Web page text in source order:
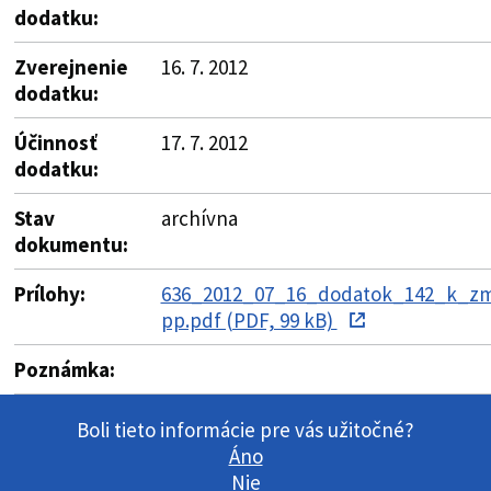
dodatku:
Zverejnenie
dodatku:
16. 7. 2012
Účinnosť
dodatku:
17. 7. 2012
Stav
dokumentu:
archívna
Prílohy:
pp.pdf (PDF, 99 kB)
Poznámka:
Boli tieto informácie pre vás užitočné?
Áno
Nie